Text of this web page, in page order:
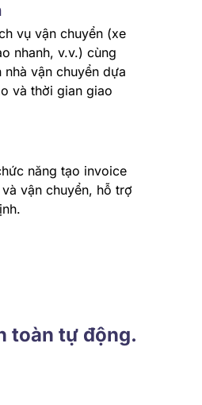
vụ vận chuyển (xe
nhanh, v.v.) cùng
vận chuyển dựa
và thời gian giao
năng tạo invoice
vận chuyển, hỗ trợ
toàn tự động.